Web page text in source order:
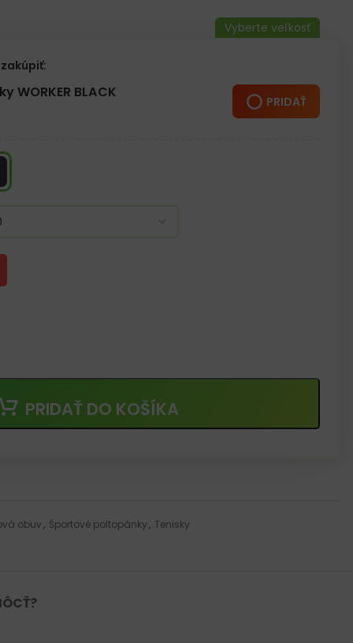
ideálna pre pracovné aj každodenné použitie
WORKER BLACK
PRIDAŤ
PRIDAŤ DO KOŠÍKA
obuv , Športové poltopánky , Tenisky